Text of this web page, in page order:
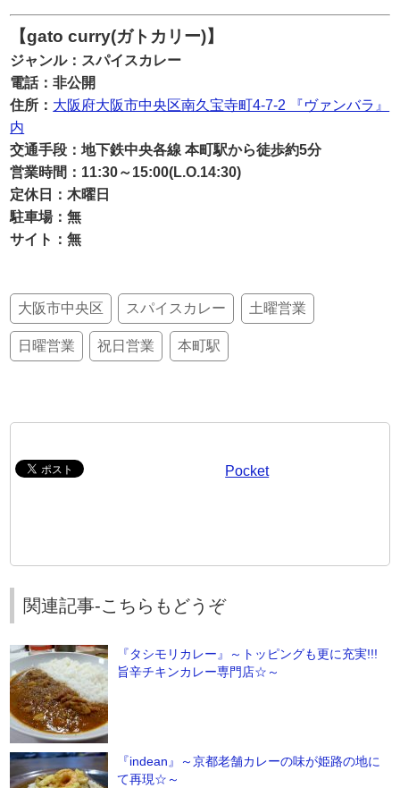
【gato curry(ガトカリー)】
ジャンル：スパイスカレー
電話：非公開
住所： 大阪府大阪市中央区南久宝寺町4-7-2 『ヴァンバラ』
内
交通手段：地下鉄中央各線 本町駅から徒歩約5分
営業時間：11:30～15:00(L.O.14:30)
定休日：木曜日
駐車場：無
サイト：無
大阪市中央区 スパイスカレー 土曜営業
日曜営業 祝日営業 本町駅
Pocket
関連記事-こちらもどうぞ
『タシモリカレー』～トッピングも更に充実!!!
旨辛チキンカレー専門店☆～
『indean』～京都老舗カレーの味が姫路の地に
て再現☆～